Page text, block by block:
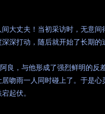
大丈夫！当初采访时，无意间
深打动，随后就开始了长期的
良，与他形成了强烈鲜明的反
吻雨一人同时碰上了。于是心
起伏。